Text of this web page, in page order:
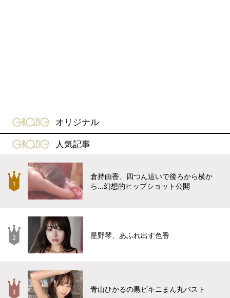
gravure-grazie
オリジナル
gravure-grazie
人気記事
倉持由香、四つん這いで後ろから横か
ら…幻想的ヒップショット公開
星野琴、あふれ出す色香
青山ひかるの黒ビキニまん丸バスト